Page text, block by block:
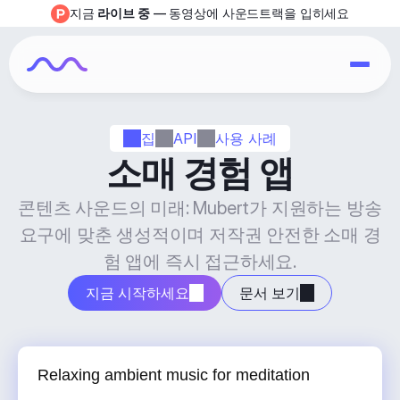
집 API 사용 사례
소매 경험 앱
콘텐츠 사운드의 미래: Mubert가 지원하는 방송
요구에 맞춘 생성적이며 저작권 안전한 소매 경
험 앱에 즉시 접근하세요.
지금 시작하세요 문서 보기
지금 라이브 중 — 동영상에 사운드트랙을 입히세요